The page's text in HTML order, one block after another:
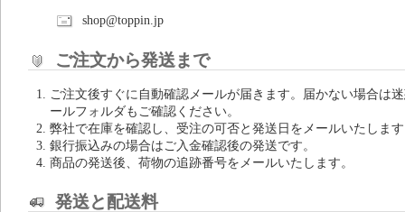
shop@toppin.jp
ご注文から発送まで
ご注文後すぐに自動確認メールが届きます。届かない場合は
ールフォルダもご確認ください。
弊社で在庫を確認し、受注の可否と発送日をメールいたしま
銀行振込みの場合はご入金確認後の発送です。
商品の発送後、荷物の追跡番号をメールいたします。
発送と配送料